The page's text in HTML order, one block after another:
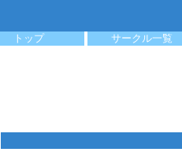
トップ
サークル一覧